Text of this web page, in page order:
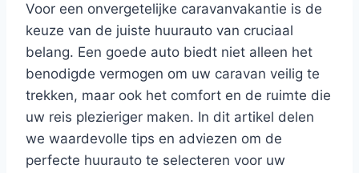
Voor een onvergetelijke caravanvakantie is de
keuze van de juiste huurauto van cruciaal
belang. Een goede auto biedt niet alleen het
benodigde vermogen om uw caravan veilig te
trekken, maar ook het comfort en de ruimte die
uw reis plezieriger maken. In dit artikel delen
we waardevolle tips en adviezen om de
perfecte huurauto te selecteren voor uw